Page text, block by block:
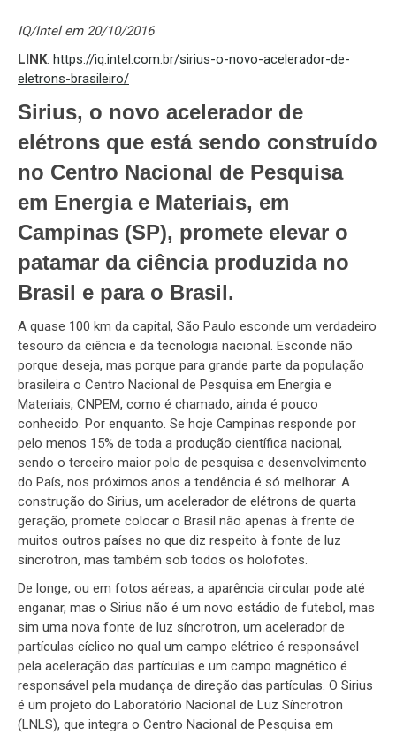
IQ/Intel em 20/10/2016
LINK: https://iq.intel.com.br/sirius-o-novo-acelerador-de-
eletrons-brasileiro/
Sirius, o novo acelerador de
elétrons que está sendo construído
no Centro Nacional de Pesquisa
em Energia e Materiais, em
Campinas (SP), promete elevar o
patamar da ciência produzida no
Brasil e para o Brasil.
A quase 100 km da capital, São Paulo esconde um verdadeiro
tesouro da ciência e da tecnologia nacional. Esconde não
porque deseja, mas porque para grande parte da população
brasileira o Centro Nacional de Pesquisa em Energia e
Materiais, CNPEM, como é chamado, ainda é pouco
conhecido. Por enquanto. Se hoje Campinas responde por
pelo menos 15% de toda a produção científica nacional,
sendo o terceiro maior polo de pesquisa e desenvolvimento
do País, nos próximos anos a tendência é só melhorar. A
construção do Sirius, um acelerador de elétrons de quarta
geração, promete colocar o Brasil não apenas à frente de
muitos outros países no que diz respeito à fonte de luz
síncrotron, mas também sob todos os holofotes.
De longe, ou em fotos aéreas, a aparência circular pode até
enganar, mas o Sirius não é um novo estádio de futebol, mas
sim uma nova fonte de luz síncrotron, um acelerador de
partículas cíclico no qual um campo elétrico é responsável
pela aceleração das partículas e um campo magnético é
responsável pela mudança de direção das partículas. O Sirius
é um projeto do Laboratório Nacional de Luz Síncrotron
(LNLS), que integra o Centro Nacional de Pesquisa em